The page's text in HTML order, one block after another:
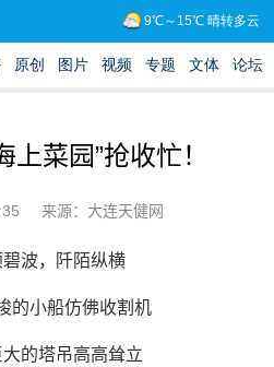
上菜园”抢收忙！
来源：大连天健网
碧波，阡陌纵横
的小船仿佛收割机
的塔吊高高耸立